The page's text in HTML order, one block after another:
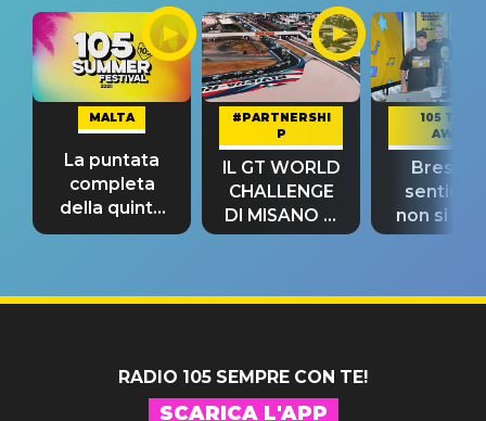
MALTA
La puntata
completa
della quinta
tappa
#PARTNERSHI
P
IL GT WORLD
CHALLENGE
DI MISANO si
riconferma
105 TAKE
AWAY
Bresh:
non si
fino alla
RADIO 105 SEMPRE CON TE!
SCARICA L'APP